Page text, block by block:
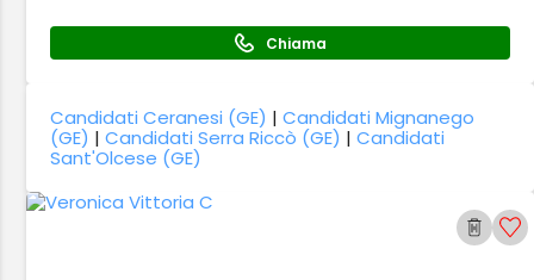
Chiama
Candidati Ceranesi (GE) |Candidati Mignanego
(GE) |Candidati Serra Riccò (GE) |Candidati
Sant'Olcese (GE)